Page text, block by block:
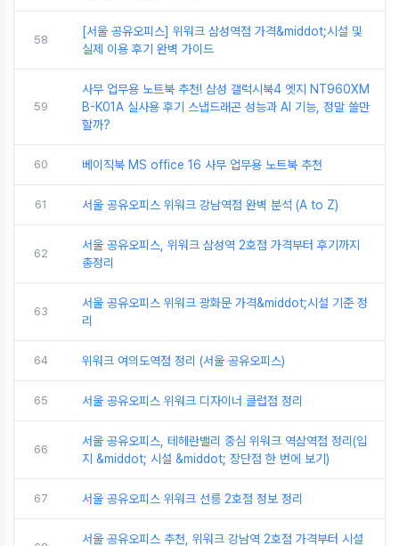
58
[서울 공유오피스] 위워크 삼성역점 가격&middot;시설 및
실제 이용 후기 완벽 가이드
59
사무 업무용 노트북 추천! 삼성 갤럭시북4 엣지 NT960XM
B-K01A 실사용 후기 스냅드래곤 성능과 AI 기능, 정말 쓸만
할까?
60 베이직북 MS office 16 사무 업무용 노트북 추천
61 서울 공유오피스 위워크 강남역점 완벽 분석 (A to Z)
62
서울 공유오피스, 위워크 삼성역 2호점 가격부터 후기까지
총정리
63
서울 공유오피스 위워크 광화문 가격&middot;시설 기준 정
리
64 위워크 여의도역점 정리 (서울 공유오피스)
65 서울 공유오피스 위워크 디자이너 클럽점 정리
66
서울 공유오피스, 테헤란밸리 중심 위워크 역삼역점 정리(입
지 &middot; 시설 &middot; 장단점 한 번에 보기)
67 서울 공유오피스 위워크 선릉 2호점 정보 정리
서울 공유오피스 추천, 위워크 강남역 2호점 가격부터 시설